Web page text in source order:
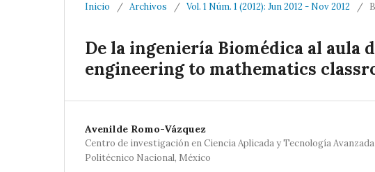
Inicio / Archivos / Vol. 1 Núm. 1 (2012): Jun 2012 - Nov 2012 /
De la ingeniería Biomédica al aula
engineering to mathematics
Avenilde Romo-Vázquez
Centro de investigación en Ciencia Aplicada y Tecnología
Politécnico Nacional, México